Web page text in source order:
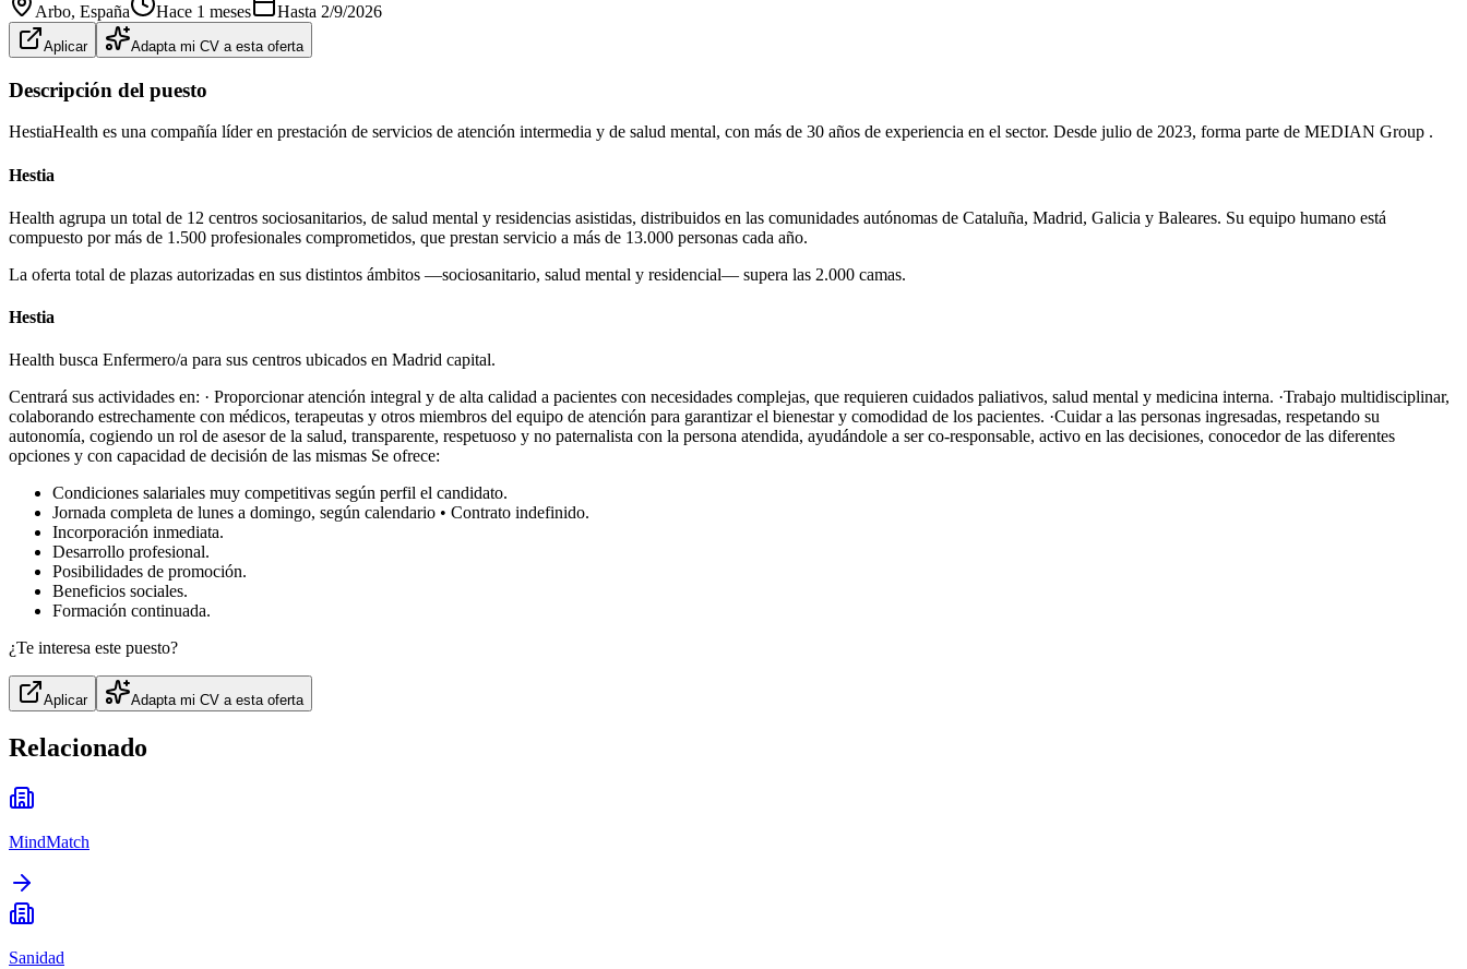
Arbo, España Hace 1 meses Hasta 2/9/2026
Aplicar Adapta mi CV a esta oferta
Descripción del puesto
HestiaHealth es una compañía líder en prestación de servicios de atención intermedia y de salud mental, con más de 30 años de experiencia en el sector. Desde julio de 2023, forma parte de MEDIAN Group .
Hestia
Health agrupa un total de 12 centros sociosanitarios, de salud mental y residencias asistidas, distribuidos en las comunidades autónomas de Cataluña, Madrid, Galicia y Baleares. Su equipo humano está
compuesto por más de 1.500 profesionales comprometidos, que prestan servicio a más de 13.000 personas cada año.
La oferta total de plazas autorizadas en sus distintos ámbitos —sociosanitario, salud mental y residencial— supera las 2.000 camas.
Hestia
Health busca Enfermero/a para sus centros ubicados en Madrid capital.
Centrará sus actividades en: · Proporcionar atención integral y de alta calidad a pacientes con necesidades complejas, que requieren cuidados paliativos, salud mental y medicina interna. ·Trabajo multidisciplinar,
colaborando estrechamente con médicos, terapeutas y otros miembros del equipo de atención para garantizar el bienestar y comodidad de los pacientes. ·Cuidar a las personas ingresadas, respetando su
autonomía, cogiendo un rol de asesor de la salud, transparente, respetuoso y no paternalista con la persona atendida, ayudándole a ser co-responsable, activo en las decisiones, conocedor de las diferentes
opciones y con capacidad de decisión de las mismas Se ofrece:
Condiciones salariales muy competitivas según perfil el candidato.
Jornada completa de lunes a domingo, según calendario • Contrato indefinido.
Incorporación inmediata.
Desarrollo profesional.
Posibilidades de promoción.
Beneficios sociales.
Formación continuada.
¿Te interesa este puesto?
Aplicar Adapta mi CV a esta oferta
Relacionado
MindMatch
Sanidad